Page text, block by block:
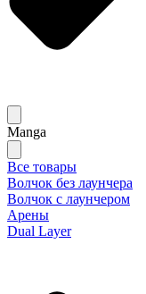
Manga
Все товары
Волчок без лаунчера
Волчок с лаунчером
Арены
Dual Layer